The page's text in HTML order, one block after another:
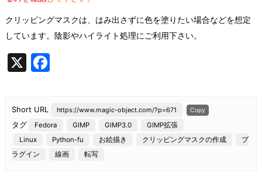
クリッピングマスクは、はみ出さずに色を塗りたい場合などを想定
しています。陰影やハイライト処理にご利用下さい。
X F
e
b
o
Short URL https://www.magic-object.com/?p=671 Copy
タグ Fedora GIMP GIMP3.0
GIMP拡張
Linux
Python-fu お絵描き クリッピングマスクの作成
プ
ラグイン
線画 転写